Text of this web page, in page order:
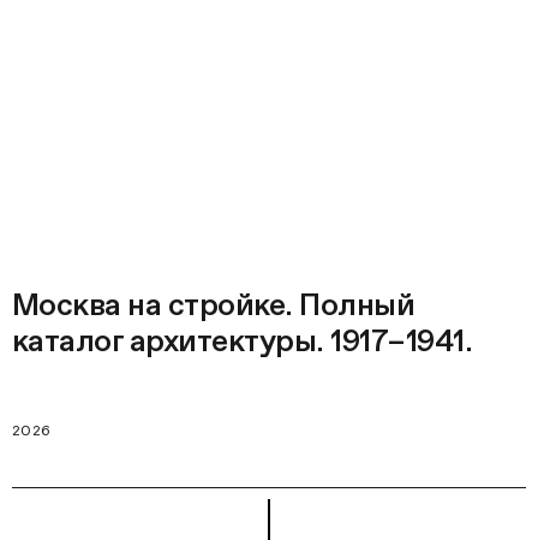
Москва на стройке. Полный
каталог архитектуры. 1917–1941.
2026